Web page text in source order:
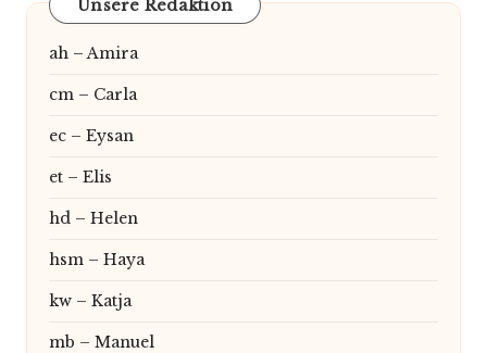
Unsere Redaktion
ah – Amira
cm – Carla
ec – Eysan
et – Elis
hd – Helen
hsm – Haya
kw – Katja
mb – Manuel